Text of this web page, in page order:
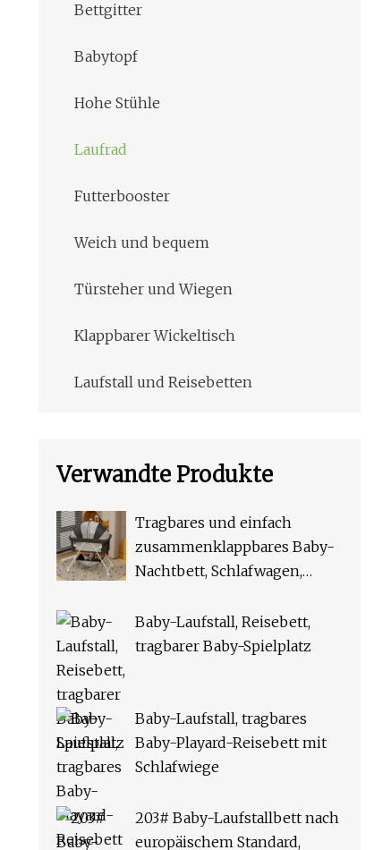
Bettgitter
Babytopf
Hohe Stühle
Laufrad
Futterbooster
Weich und bequem
Türsteher und Wiegen
Klappbarer Wickeltisch
Laufstall und Reisebetten
Verwandte Produkte
Tragbares und einfach
zusammenklappbares Baby-
Nachtbett, Schlafwagen,
Reisebett
Baby-Laufstall, Reisebett,
tragbarer Baby-Spielplatz
Baby-Laufstall, tragbares
Baby-Playard-Reisebett mit
Schlafwiege
203# Baby-Laufstallbett nach
europäischem Standard,